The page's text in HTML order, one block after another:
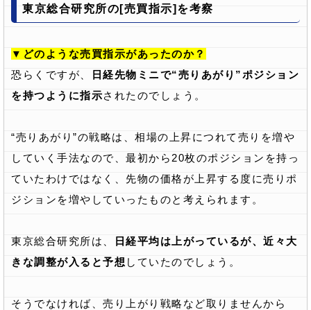
東京総合研究所の[売買指示]を考察
▼どのような売買指示があったのか？
恐らくですが、
日経先物ミニで“売りあがり”ポジション
を持つように指示されたのでしょう。
“売りあがり”の戦略は、相場の上昇につれて売りを増や
していく手法なので、最初から20枚のポジションを持っ
ていたわけではなく、先物の価格が上昇する度に売りポ
ジションを増やしていったものと考えられます。
東京総合研究所は、
日経平均は上がっているが、近々大
きな調整が入ると予想 していたのでしょう。
そうでなければ、売り上がり戦略など取りませんから